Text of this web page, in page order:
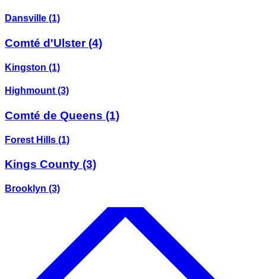
Dansville (1)
Comté d'Ulster(4)
Kingston (1)
Highmount (3)
Comté de Queens (1)
Forest Hills (1)
Kings County (3)
Brooklyn (3)